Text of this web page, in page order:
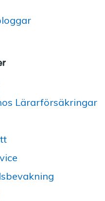
Lärarförsäkringar